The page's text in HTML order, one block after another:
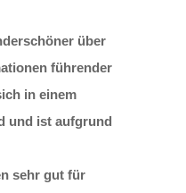
über
führender
in einem
und ist aufgrund
sehr gut für